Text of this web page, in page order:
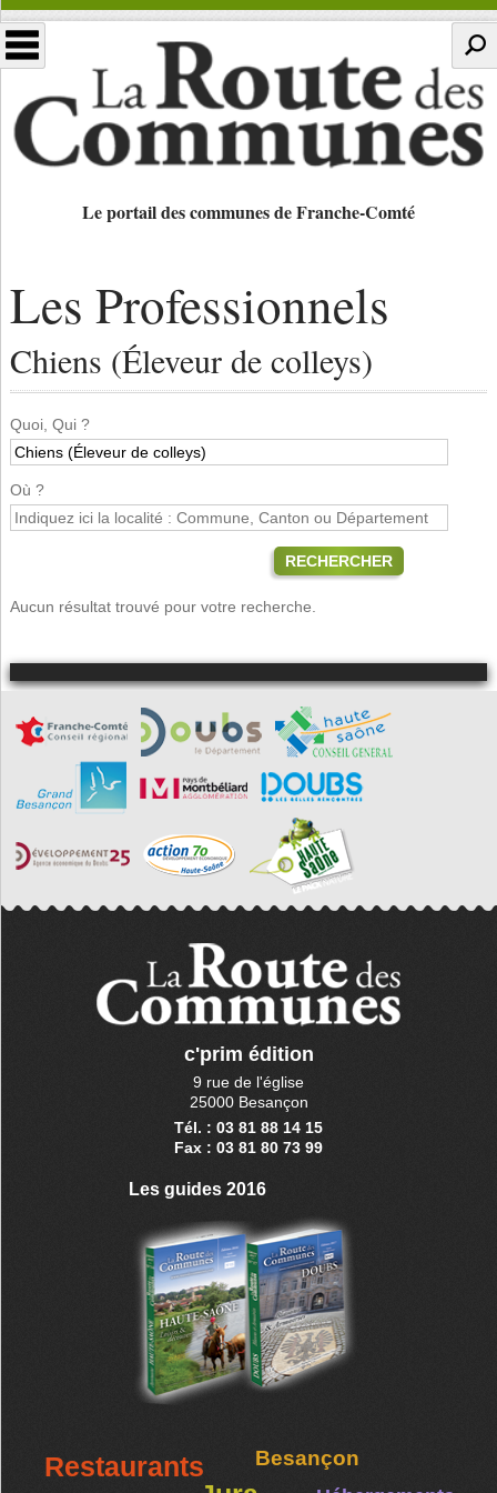
Le portail des communes de Franche-Comté
Les Professionnels
Chiens (Éleveur de colleys)
Quoi, Qui ?
Où ?
RECHERCHER
Aucun résultat trouvé pour votre recherche.
c'prim édition
9 rue de l'église
25000 Besançon
Tél. : 03 81 88 14 15
Fax : 03 81 80 73 99
Les guides 2016
Restaurants Besançon